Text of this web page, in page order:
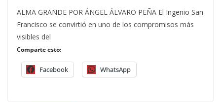
ALMA GRANDE POR ÁNGEL ÁLVARO PEÑA El Ingenio San
Francisco se convirtió en uno de los compromisos más
visibles del
Comparte esto:
Facebook WhatsApp